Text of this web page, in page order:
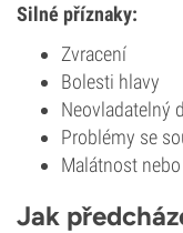
Silné příznaky:
Zvracení
Bolesti hlavy
Neovladatelný
Problémy se
Malátnost
Jak